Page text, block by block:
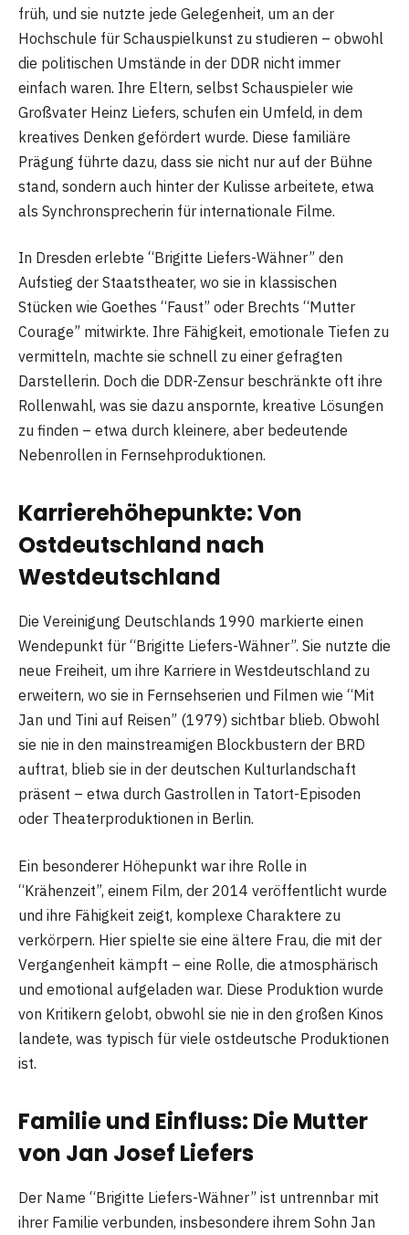
früh, und sie nutzte jede Gelegenheit, um an der
Hochschule für Schauspielkunst zu studieren – obwohl
die politischen Umstände in der DDR nicht immer
einfach waren. Ihre Eltern, selbst Schauspieler wie
Großvater Heinz Liefers, schufen ein Umfeld, in dem
kreatives Denken gefördert wurde. Diese familiäre
Prägung führte dazu, dass sie nicht nur auf der Bühne
stand, sondern auch hinter der Kulisse arbeitete, etwa
als Synchronsprecherin für internationale Filme.
In Dresden erlebte “Brigitte Liefers-Wähner” den
Aufstieg der Staatstheater, wo sie in klassischen
Stücken wie Goethes “Faust” oder Brechts “Mutter
Courage” mitwirkte. Ihre Fähigkeit, emotionale Tiefen zu
vermitteln, machte sie schnell zu einer gefragten
Darstellerin. Doch die DDR-Zensur beschränkte oft ihre
Rollenwahl, was sie dazu anspornte, kreative Lösungen
zu finden – etwa durch kleinere, aber bedeutende
Nebenrollen in Fernsehproduktionen.
Karrierehöhepunkte: Von
Ostdeutschland nach
Westdeutschland
Die Vereinigung Deutschlands 1990 markierte einen
Wendepunkt für “Brigitte Liefers-Wähner”. Sie nutzte die
neue Freiheit, um ihre Karriere in Westdeutschland zu
erweitern, wo sie in Fernsehserien und Filmen wie “Mit
Jan und Tini auf Reisen” (1979) sichtbar blieb. Obwohl
sie nie in den mainstreamigen Blockbustern der BRD
auftrat, blieb sie in der deutschen Kulturlandschaft
präsent – etwa durch Gastrollen in Tatort-Episoden
oder Theaterproduktionen in Berlin.
Ein besonderer Höhepunkt war ihre Rolle in
“Krähenzeit”, einem Film, der 2014 veröffentlicht wurde
und ihre Fähigkeit zeigt, komplexe Charaktere zu
verkörpern. Hier spielte sie eine ältere Frau, die mit der
Vergangenheit kämpft – eine Rolle, die atmosphärisch
und emotional aufgeladen war. Diese Produktion wurde
von Kritikern gelobt, obwohl sie nie in den großen Kinos
landete, was typisch für viele ostdeutsche Produktionen
ist.
Familie und Einfluss: Die Mutter
von Jan Josef Liefers
Der Name “Brigitte Liefers-Wähner” ist untrennbar mit
ihrer Familie verbunden, insbesondere ihrem Sohn Jan